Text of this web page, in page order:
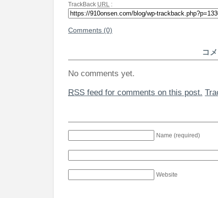
TrackBack URL :
Comments (0)
コ
No comments yet.
RSS feed for comments on this post.
Name (required)
Website